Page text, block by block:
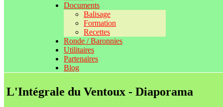
Documents
Balisage
Formation
Recettes
Ronde / Baronnies
Utilitaires
Partenaires
Blog
L'Intégrale du Ventoux - Diaporama